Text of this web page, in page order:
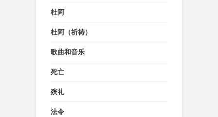
杜阿
杜阿（祈祷）
歌曲和音乐
死亡
殡礼
法令